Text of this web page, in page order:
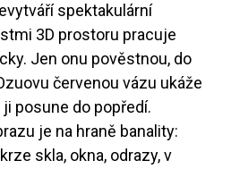
spektakulární
3D prostoru pracuje
Jen onu pověstnou, do
červenou vázu ukáže
posune do popředí.
je na hraně banality:
skla, okna, odrazy, v